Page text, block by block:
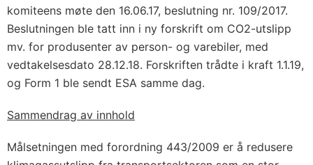
komiteens møte den 16.06.17, beslutning nr. 109/2017.
Beslutningen ble tatt inn i ny forskrift om CO2-utslipp
mv. for produsenter av person- og varebiler, med
vedtakelsesdato 28.12.18. Forskriften trådte i kraft 1.1.19,
og Form 1 ble sendt ESA samme dag.
Sammendrag av innhold
Målsetningen med forordning 443/2009 er å redusere